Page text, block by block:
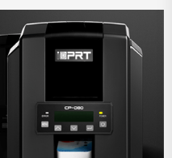
para tus necesidades de